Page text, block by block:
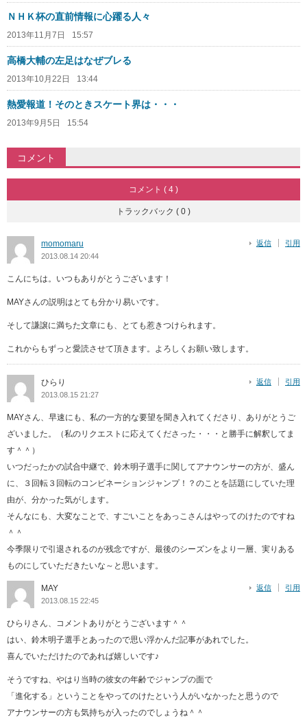
ＮＨＫ杯の直前情報に心躍る人々
2013年11月7日 15:57
高橋大輔の左足はなぜブレる
2013年10月22日 13:44
熱愛報道！そのときスケート界は・・・
2013年9月5日 15:54
コメント
コメント ( 4 )
トラックバック ( 0 )
momomaru
2013.08.14 20:44
返信 引用
こんにちは。いつもありがとうございます！
MAYさんの説明はとても分かり易いです。
そして謙譲に満ちた文章にも、とても惹きつけられます。
これからもずっと愛読させて頂きます。よろしくお願い致します。
ひらり
2013.08.15 21:27
返信 引用
MAYさん、早速にも、私の一方的な要望を聞き入れてくださり、ありがとうご
ざいました。（私のリクエストに応えてくださった・・・と勝手に解釈してま
す＾＾）
いつだったかの試合中継で、鈴木明子選手に関してアナウンサーの方が、盛ん
に、３回転３回転のコンビネーションジャンプ！？のことを話題にしていた理
由が、分かった気がします。
そんなにも、大変なことで、すごいことをあっこさんはやってのけたのですね
＾＾
今季限りで引退されるのが残念ですが、最後のシーズンをより一層、実りある
ものにしていただきたいな～と思います。
MAY
2013.08.15 22:45
返信 引用
ひらりさん、コメントありがとうございます＾＾
はい、鈴木明子選手とあったので思い浮かんだ記事があれでした。
喜んでいただけたのであれば嬉しいです♪
そうですね、やはり当時の彼女の年齢でジャンプの面で
「進化する」ということをやってのけたという人がいなかったと思うので
アナウンサーの方も気持ちが入ったのでしょうね＾＾